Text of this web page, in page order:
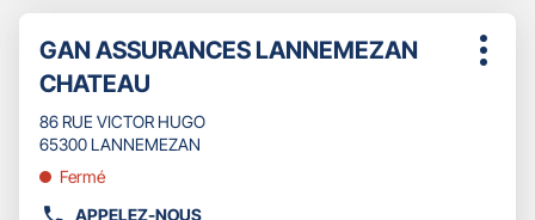
DE
TÉLÉPHONE
DU
POINT
DE
VENTE
GAN
ASSURANCES
SAINT
sur
touche
ENTRÉE
pour
plus
Point
de
vente
:
GAN ASSURANCES LANNEMEZAN
CHATEAU
86 RUE VICTOR HUGO
65300 LANNEMEZAN
Fermé
APPELEZ-NOUS
Plus